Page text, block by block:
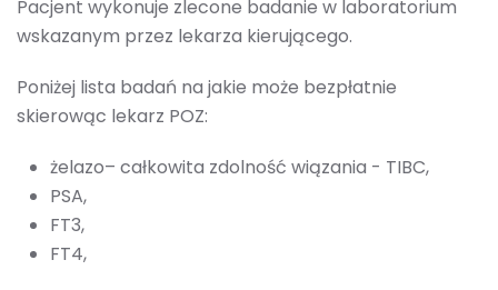
Pacjent wykonuje zlecone badanie w laboratorium
wskazanym przez lekarza kierującego.
Poniżej lista badań na jakie może bezpłatnie
skierowąc lekarz POZ:
żelazo– całkowita zdolność wiązania - TIBC,
PSA,
FT3,
FT4,